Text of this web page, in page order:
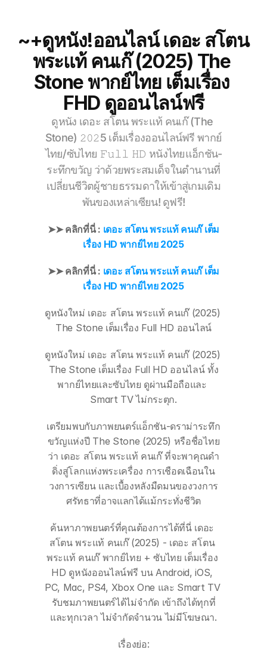
~+ดูหนัง!ออนไลน์ เดอะ สโตน
พระแท้ คนเก๊ (2025) The
Stone พากย์ไทย เต็มเรื่อง
FHD ดูออนไลน์ฟรี
ดูหนัง เดอะ สโตน พระแท้ คนเก๊ (The
Stone) 𝟸𝟶𝟸5 เต็มเรื่องออนไลน์ฟรี พากย์
ไทย/ซับไทย 𝙵𝚞𝚕𝚕 𝙷𝙳 หนังไทยแอ็กชัน-
ระทึกขวัญ ว่าด้วยพระสมเด็จในตำนานที่
เปลี่ยนชีวิตผู้ชายธรรมดาให้เข้าสู่เกมเดิม
พันของเหล่าเซียน! ดูฟรี!
➤➤ คลิกที่นี่ : เดอะ สโตน พระแท้ คนเก๊ เต็ม
เรื่อง HD พากย์ไทย 2025
➤➤ คลิกที่นี่ : เดอะ สโตน พระแท้ คนเก๊ เต็ม
เรื่อง HD พากย์ไทย 2025
ดูหนังใหม่ เดอะ สโตน พระแท้ คนเก๊ (2025)
The Stone เต็มเรื่อง Full HD ออนไลน์
ดูหนังใหม่ เดอะ สโตน พระแท้ คนเก๊ (2025)
The Stone เต็มเรื่อง Full HD ออนไลน์ ทั้ง
พากย์ไทยและซับไทย ดูผ่านมือถือและ
Smart TV ไม่กระตุก.
เตรียมพบกับภาพยนตร์แอ็กชัน-ดราม่าระทึก
ขวัญแห่งปี The Stone (2025) หรือชื่อไทย
ว่า เดอะ สโตน พระแท้ คนเก๊ ที่จะพาคุณดำ
ดิ่งสู่โลกแห่งพระเครื่อง การเชือดเฉือนใน
วงการเซียน และเบื้องหลังมืดมนของวงการ
ศรัทธาที่อาจแลกได้แม้กระทั่งชีวิต
ค้นหาภาพยนตร์ที่คุณต้องการได้ที่นี่ เดอะ
สโตน พระแท้ คนเก๊ (2025) - เดอะ สโตน
พระแท้ คนเก๊ พากย์ไทย + ซับไทย เต็มเรื่อง
HD ดูหนังออนไลน์ฟรี บน Android, iOS,
PC, Mac, PS4, Xbox One และ Smart TV
รับชมภาพยนตร์ได้ไม่จำกัด เข้าถึงได้ทุกที่
และทุกเวลา ไม่จำกัดจำนวน ไม่มีโฆษณา.
เรื่องย่อ: